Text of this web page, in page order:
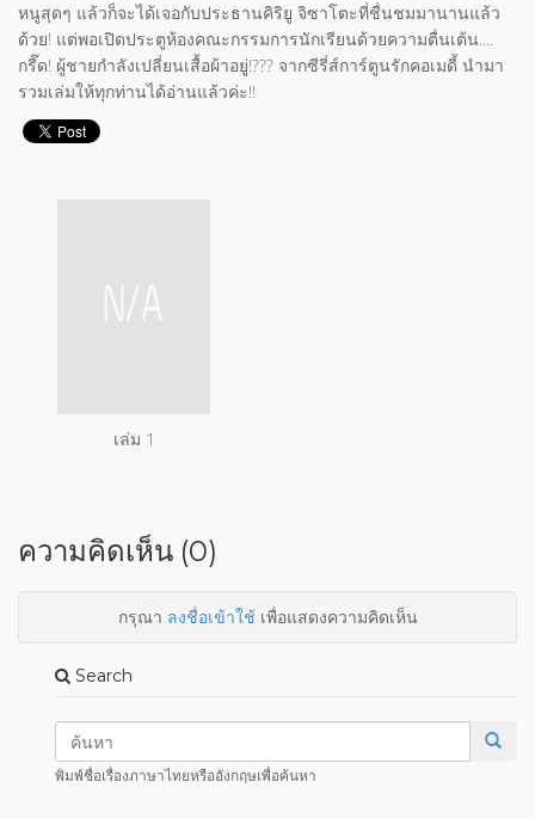
หนูสุดๆ แล้วก็จะได้เจอกับประธานคิริยู จิซาโตะที่ชื่นชมมานานแล้ว
ด้วย! แต่พอเปิดประตูห้องคณะกรรมการนักเรียนด้วยความตื่นเต้น....
กรี๊ด! ผู้ชายกำลังเปลี่ยนเสื้อผ้าอยู่!??? จากซีรี่ส์การ์ตูนรักคอเมดี้ นำมา
รวมเล่มให้ทุกท่านได้อ่านแล้วค่ะ!!
เล่ม 1
ความคิดเห็น (0)
กรุณา ลงชื่อเข้าใช้เพื่อแสดงความคิดเห็น
Search
พิมพ์ชื่อเรื่องภาษาไทยหรืออังกฤษเพื่อค้นหา